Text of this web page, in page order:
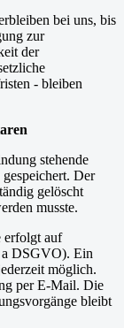
bei uns, bis
zur
der
- bleiben
stehende
Der
gelöscht
musste.
erfolgt auf
DSGVO). Ein
möglich.
per E-Mail. Die
bleibt